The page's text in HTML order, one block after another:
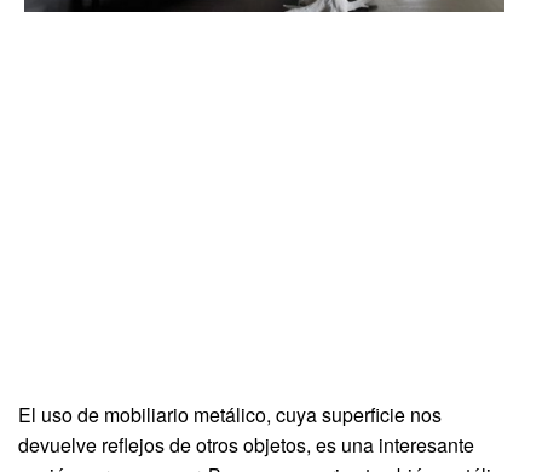
El uso de mobiliario metálico, cuya superficie nos
devuelve reflejos de otros objetos, es una interesante